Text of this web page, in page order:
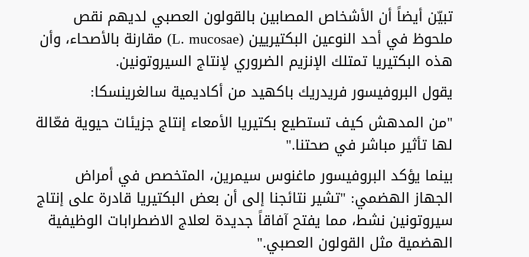
تبيّن أيضاً أن الأشخاص المصابين بالقولون العصبي لديهم نقص
ملحوظ في أحد النوعين البكتيريين (L. mucosae) مقارنة بالأصحاء، وأن
هذه البكتيريا تمتلك الإنزيم الضروري لإنتاج السيروتونين.
يقول البروفيسور فريدريك باكهيد من أكاديمية سالغرينسكا:
"من المدهش كيف تستطيع بكتيريا الأمعاء إنتاج جزيئات حيوية فعّالة
لها تأثير مباشر في صحتنا."
بينما يؤكد البروفيسور ماغنوس سيمرين، المتخصص في أمراض
الجهاز الهضمي: "تشير نتائجنا إلى أن بعض البكتيريا قادرة على إنتاج
سيروتونين نشط، مما يفتح آفاقاً جديدة لعلاج الاضطرابات الوظيفية
الهضمية مثل القولون العصبي."